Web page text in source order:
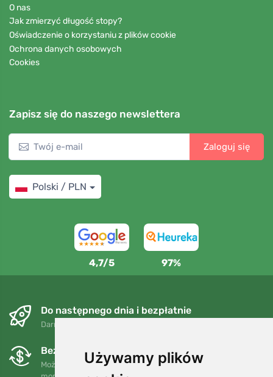
Używamy plików
O nas
Jak zmierzyć długość stopy?
Oświadczenie o korzystaniu z plików cookie
Ochrona danych osobowych
Cookies
Zapisz się do naszego newslettera
Zaloguj się
Polski / PLN
4,7/5 97%
Do następnego dnia i bezpłatnie
Darmowa wysyłka dla zamówień powyżej 250 PLN
Bezpłatne wymiany i zwroty
Możesz zwrócić lub wymienić swoje zamówienie w dowolnym